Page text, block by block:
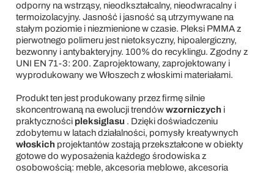
odporny na wstrząsy, nieodkształcalny, nieodwracalny i
termoizolacyjny. Jasność i jasność są utrzymywane na
stałym poziomie i niezmienione w czasie. Pleksi PMMA z
pierwotnego polimeru jest nietoksyczny, hipoalergiczny,
bezwonny i antybakteryjny. 100% do recyklingu. Zgodny z
UNI EN 71-3: 200. Zaprojektowany, zaprojektowany i
wyprodukowany we Włoszech z włoskimi materiałami.
Produkt ten jest produkowany przez firmę silnie
skoncentrowaną na ewolucji trendówwzorniczych i
praktyczności pleksiglasu . Dzięki doświadczeniu
zdobytemu w latach działalności, pomysły kreatywnych
włoskich projektantów zostają przekształcone w obiekty
gotowe do wyposażenia każdego środowiska z
osobowością: meble, akcesoria meblowe, akcesoria